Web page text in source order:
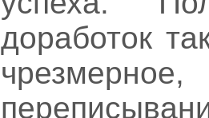
доработок